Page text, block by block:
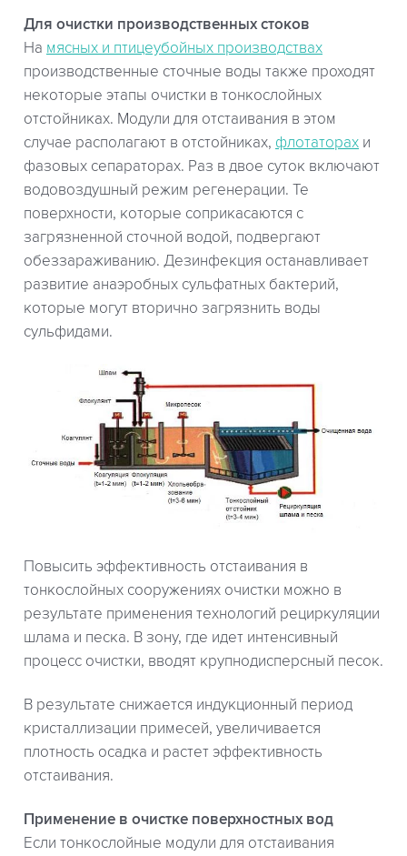
Для очистки производственных стоков
На мясных и птицеубойных производствах
производственные сточные воды также проходят
некоторые этапы очистки в тонкослойных
отстойниках. Модули для отстаивания в этом
случае располагают в отстойниках, флотаторах и
фазовых сепараторах. Раз в двое суток включают
водовоздушный режим регенерации. Те
поверхности, которые соприкасаются с
загрязненной сточной водой, подвергают
обеззараживанию. Дезинфекция останавливает
развитие анаэробных сульфатных бактерий,
которые могут вторично загрязнить воды
сульфидами.
Повысить эффективность отстаивания в
тонкослойных сооружениях очистки можно в
результате применения технологий рециркуляции
шлама и песка. В зону, где идет интенсивный
процесс очистки, вводят крупнодисперсный песок.
В результате снижается индукционный период
кристаллизации примесей, увеличивается
плотность осадка и растет эффективность
отстаивания.
Применение в очистке поверхностных вод
Если тонкослойные модули для отстаивания